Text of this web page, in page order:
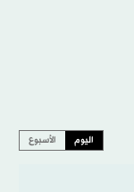
اليوم الأسبوع